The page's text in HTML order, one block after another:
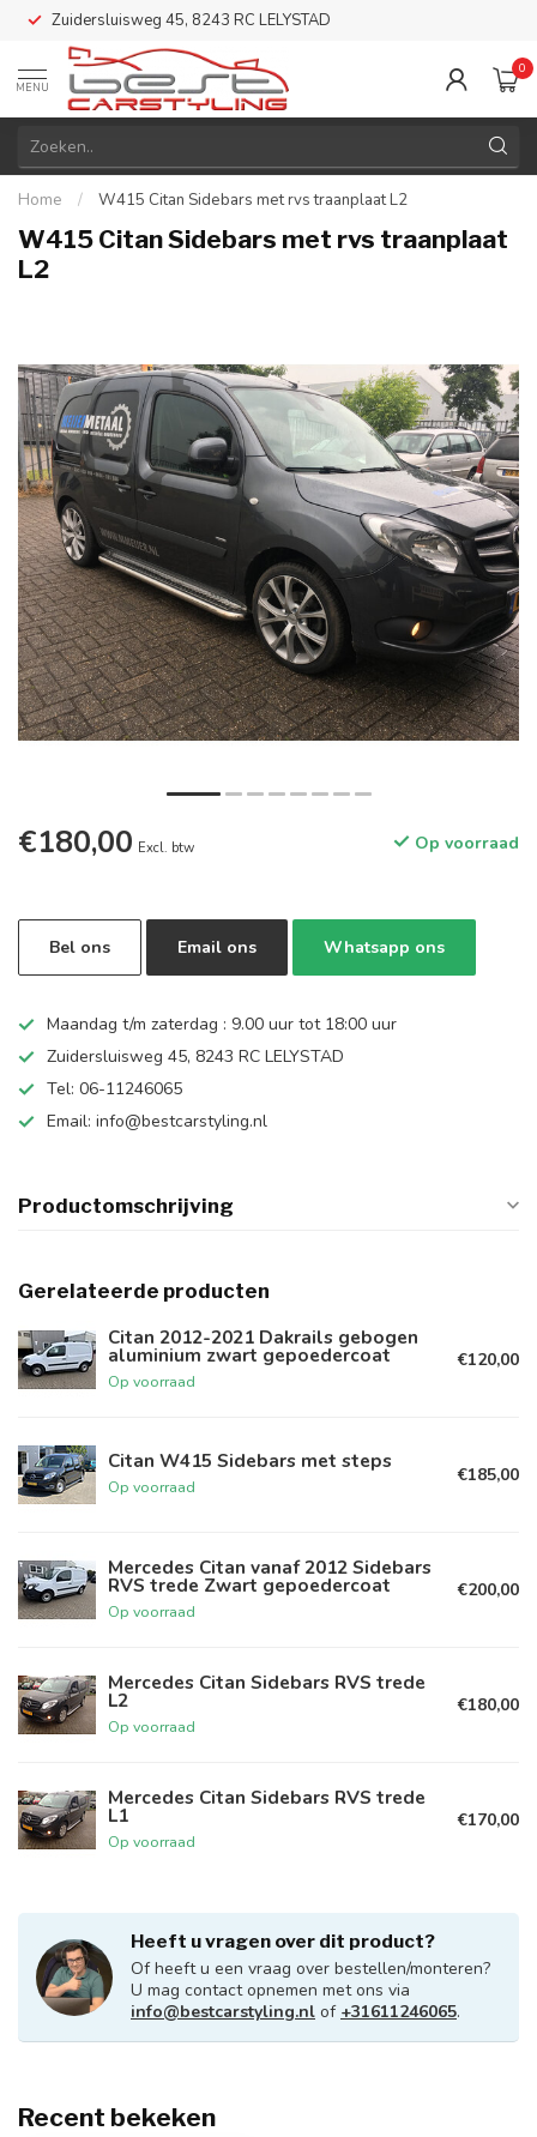
Zuidersluisweg 45, 8243 RC LELYSTAD
MENU
0
Home / W415 Citan Sidebars met rvs traanplaat L2
W415 Citan Sidebars met rvs traanplaat
L2
€180,00 Excl. btw Op voorraad
Bel ons Email ons Whatsapp ons
Maandag t/m zaterdag : 9.00 uur tot 18:00 uur
Zuidersluisweg 45, 8243 RC LELYSTAD
Tel: 06-11246065
Email: info@bestcarstyling.nl
Productomschrijving
Gerelateerde producten
Citan 2012-2021 Dakrails gebogen
aluminium zwart gepoedercoat
Op voorraad
€120,00
Citan W415 Sidebars met steps
Op voorraad
€185,00
Mercedes Citan vanaf 2012 Sidebars
RVS trede Zwart gepoedercoat
Op voorraad
€200,00
Mercedes Citan Sidebars RVS trede
L2
Op voorraad
€180,00
Mercedes Citan Sidebars RVS trede
L1
Op voorraad
€170,00
Heeft u vragen over dit product?
Of heeft u een vraag over bestellen/monteren?
U mag contact opnemen met ons via
info@bestcarstyling.nl of +31611246065.
Recent bekeken